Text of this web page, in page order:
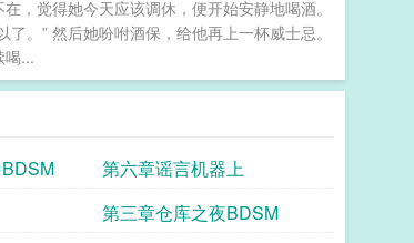
住脚步，然后被迫接受迪克的死亡凝
翼。但他也没有得到过她。她一直记得
情，却也是羁绊。她虽在单恋，但影响
夜，那个一年之约，无人诉说、无人开
陌生人。“goodgir1，behave.”正文：迪
手）、科莉（星火）做过炮友。有gL情
斯、成年达米安上床，不知道会不会和
名为《蝙蝠侠，我想做罗宾》，分为三
，觉得她今天应该调休，便开始安静地喝酒。
。” 然后她吩咐酒保，给他再上一杯威士忌。
喝...
第六章谣言机器上
第三章仓库之夜BDSM